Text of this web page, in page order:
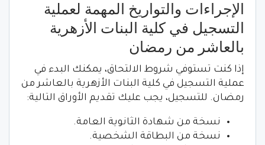
الإجراءات والتواريخ المهمة لعملية
التسجيل في كلية البنات الأزهرية
بالعاشر من رمضان
إذا كنت تستوفي شروط الالتحاق، يمكنك البدء في
عملية التسجيل في كلية البنات الأزهرية بالعاشر من
رمضان. للتسجيل، يجب عليك تقديم الأوراق التالية:
نسخة من شهادة الثانوية العامة.
نسخة من البطاقة الشخصية.